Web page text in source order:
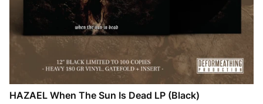
HAZAEL When The Sun Is Dead LP (Black)